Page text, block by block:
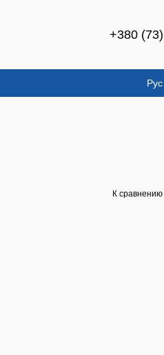
+380
Рус
К сравнению